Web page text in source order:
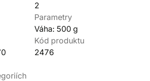
2
Parametry
Váha: 500 g
Kód produktu
2476